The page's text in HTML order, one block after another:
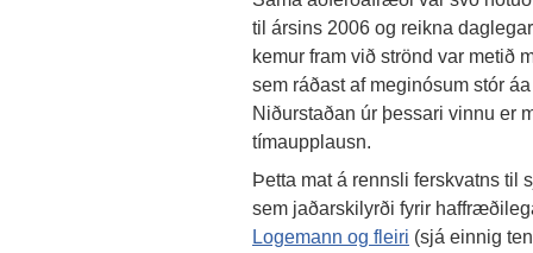
til ársins 2006 og reikna
kemur fram við strönd var metið
sem ráðast af meginósum stór
Niðurstaðan úr þessari vinnu er
tímaupplausn.
Þetta mat á rennsli ferskvatns til
sem jaðarskilyrði fyrir
Logemann og fleiri (sjá einnig